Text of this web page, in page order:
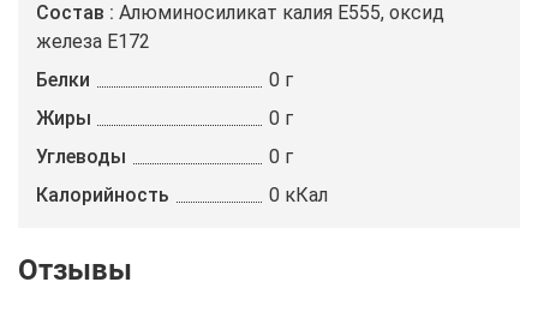
Состав
Алюминосиликат калия E555, оксид
железа E172
Белки
0 г
Жиры
0 г
Углеводы
0 г
Калорийность
0 кКал